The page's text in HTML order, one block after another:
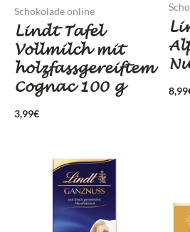
Schokolade online
Lindt Tafel
Vollmilch mit
holzfassgereiftem
Cognac 100 g
3,99€
8,99